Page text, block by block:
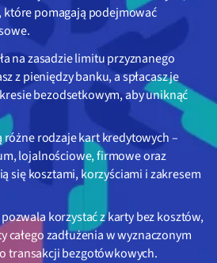
pomagają podejmować
na zasadzie limitu przyznanego
z pieniędzy banku, a spłacasz je
bezodsetkowym, aby uniknąć
różne rodzaje kart kredytowych –
lojalnościowe, firmowe oraz
się kosztami, korzyściami i zakresem
korzystać z karty bez kosztów,
całego zadłużenia w wyznaczonym
transakcji bezgotówkowych.